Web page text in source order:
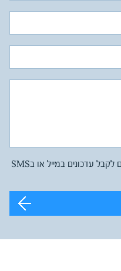
אנחנו מעוניינים לקבל עדכונים במייל או בSMS